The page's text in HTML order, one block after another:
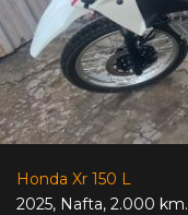
Honda Xr 150 L
2025, Nafta, 2.000 km.